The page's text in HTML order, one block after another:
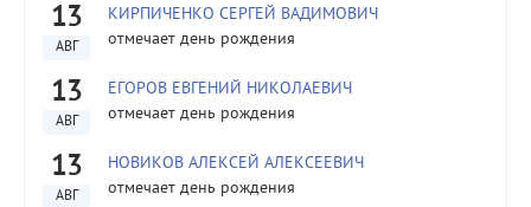
13
АВГ
КИРПИЧЕНКО СЕРГЕЙ ВАДИМОВИЧ
отмечает день рождения
13
АВГ
ЕГОРОВ ЕВГЕНИЙ НИКОЛАЕВИЧ
отмечает день рождения
13
АВГ
НОВИКОВ АЛЕКСЕЙ АЛЕКСЕЕВИЧ
отмечает день рождения